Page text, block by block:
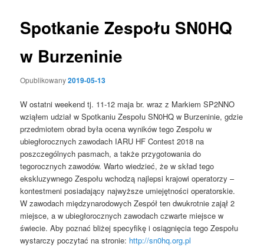
Spotkanie Zespołu SN0HQ
w Burzeninie
Opublikowany2019-05-13
W ostatni weekend tj. 11-12 maja br. wraz z Markiem SP2NNO
wziąłem udział w Spotkaniu Zespołu SN0HQ w Burzeninie, gdzie
przedmiotem obrad była ocena wyników tego Zespołu w
ubiegłorocznych zawodach IARU HF Contest 2018 na
poszczególnych pasmach, a także przygotowania do
tegorocznych zawodów. Warto wiedzieć, że w skład tego
ekskluzywnego Zespołu wchodzą najlepsi krajowi operatorzy –
kontestmeni posiadający najwyższe umiejętności operatorskie.
W zawodach międzynarodowych Zespół ten dwukrotnie zajął 2
miejsce, a w ubiegłorocznych zawodach czwarte miejsce w
świecie. Aby poznać bliżej specyfikę i osiągnięcia tego Zespołu
wystarczy poczytać na stronie: http://sn0hq.org.pl